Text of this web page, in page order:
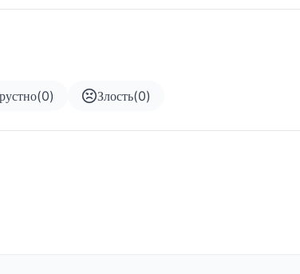
(0) Злость(0)